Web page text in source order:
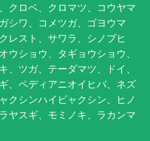
クロベ、クロマツ、コウヤマ
シワ、コメツガ、ゴヨウマ
レスト、サワラ、シノブヒ
ウショウ、タギョウショウ、
、ツガ、テーダマツ、ドイ、
、ペディアニオイヒバ、ネズ
クシンハイビャクシン、ヒノ
ヤスギ、モミノキ、ラカンマ